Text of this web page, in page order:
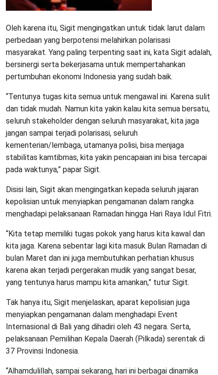
Oleh karena itu, Sigit mengingatkan untuk tidak larut dalam
perbedaan yang berpotensi melahirkan polarisasi
masyarakat. Yang paling terpenting saat ini, kata Sigit adalah,
bersinergi serta bekerjasama untuk mempertahankan
pertumbuhan ekonomi Indonesia yang sudah baik.
“Tentunya tugas kita semua untuk mengawal ini. Karena sulit
dan tidak mudah. Namun kita yakin kalau kita semua bersatu,
seluruh stakeholder dengan seluruh masyarakat, kita jaga
jangan sampai terjadi polarisasi, seluruh
kementerian/lembaga, utamanya polisi, bisa menjaga
stabilitas kamtibmas, kita yakin pencapaian ini bisa tercapai
pada waktunya,” papar Sigit.
Disisi lain, Sigit akan mengingatkan kepada seluruh jajaran
kepolisian untuk menyiapkan pengamanan dalam rangka
menghadapi pelaksanaan Ramadan hingga Hari Raya Idul Fitri.
“Kita tetap memiliki tugas pokok yang harus kita kawal dan
kita jaga. Karena sebentar lagi kita masuk Bulan Ramadan di
bulan Maret dan ini juga membutuhkan perhatian khusus
karena akan terjadi pergerakan mudik yang sangat besar,
yang tentunya harus mampu kita amankan,” tutur Sigit.
Tak hanya itu, Sigit menjelaskan, aparat kepolisian juga
menyiapkan pengamanan dalam menghadapi Event
Internasional di Bali yang dihadiri oleh 43 negara. Serta,
pelaksanaan Pemilihan Kepala Daerah (Pilkada) serentak di
37 Provinsi Indonesia.
“Alhamdulillah, sampai sekarang, hari ini berbagai dinamika